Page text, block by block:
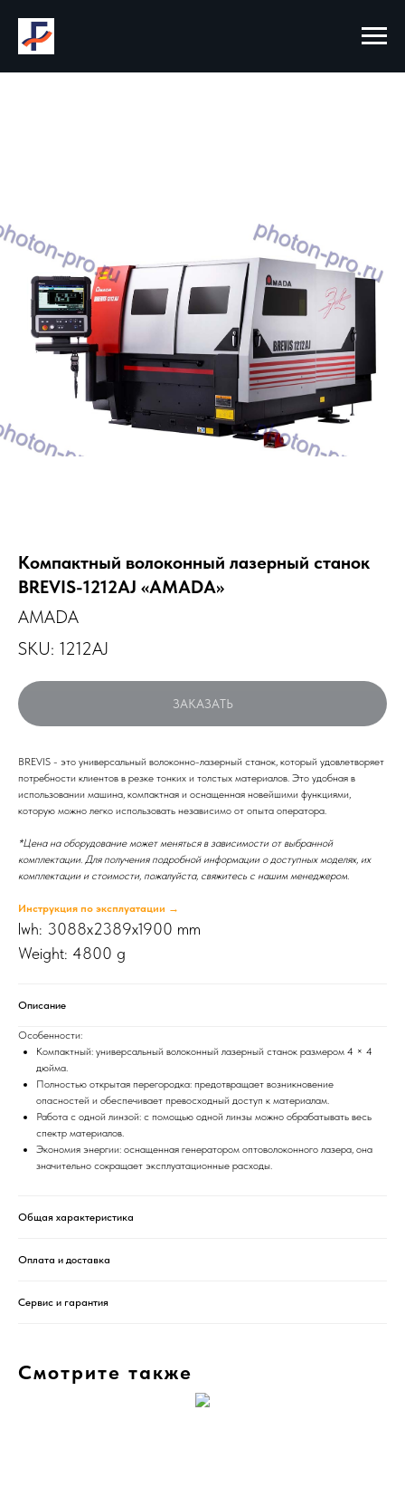
Компактный волоконный лазерный станок
BREVIS-1212AJ «AMADA»
AMADA
SKU: 1212AJ
ЗАКАЗАТЬ
BREVIS - это универсальный волоконно-лазерный станок, который удовлетворяет
потребности клиентов в резке тонких и толстых материалов. Это удобная в
использовании машина, компактная и оснащенная новейшими функциями,
которую можно легко использовать независимо от опыта оператора.
*Цена на оборудование может меняться в зависимости от выбранной
комплектации. Для получения подробной информации о доступных моделях, их
комплектации и стоимости, пожалуйста, свяжитесь с нашим менеджером.
Инструкция по эксплуатации →
lwh: 3088x2389x1900 mm
Weight: 4800 g
Описание
Особенности:
Компактный: универсальный волоконный лазерный станок размером 4 × 4
дюйма.
Полностью открытая перегородка: предотвращает возникновение
опасностей и обеспечивает превосходный доступ к материалам.
Работа с одной линзой: с помощью одной линзы можно обрабатывать весь
спектр материалов.
Экономия энергии: оснащенная генератором оптоволоконного лазера, она
значительно сокращает эксплуатационные расходы.
Общая характеристика
Оплата и доставка
Сервис и гарантия
Смотрите также